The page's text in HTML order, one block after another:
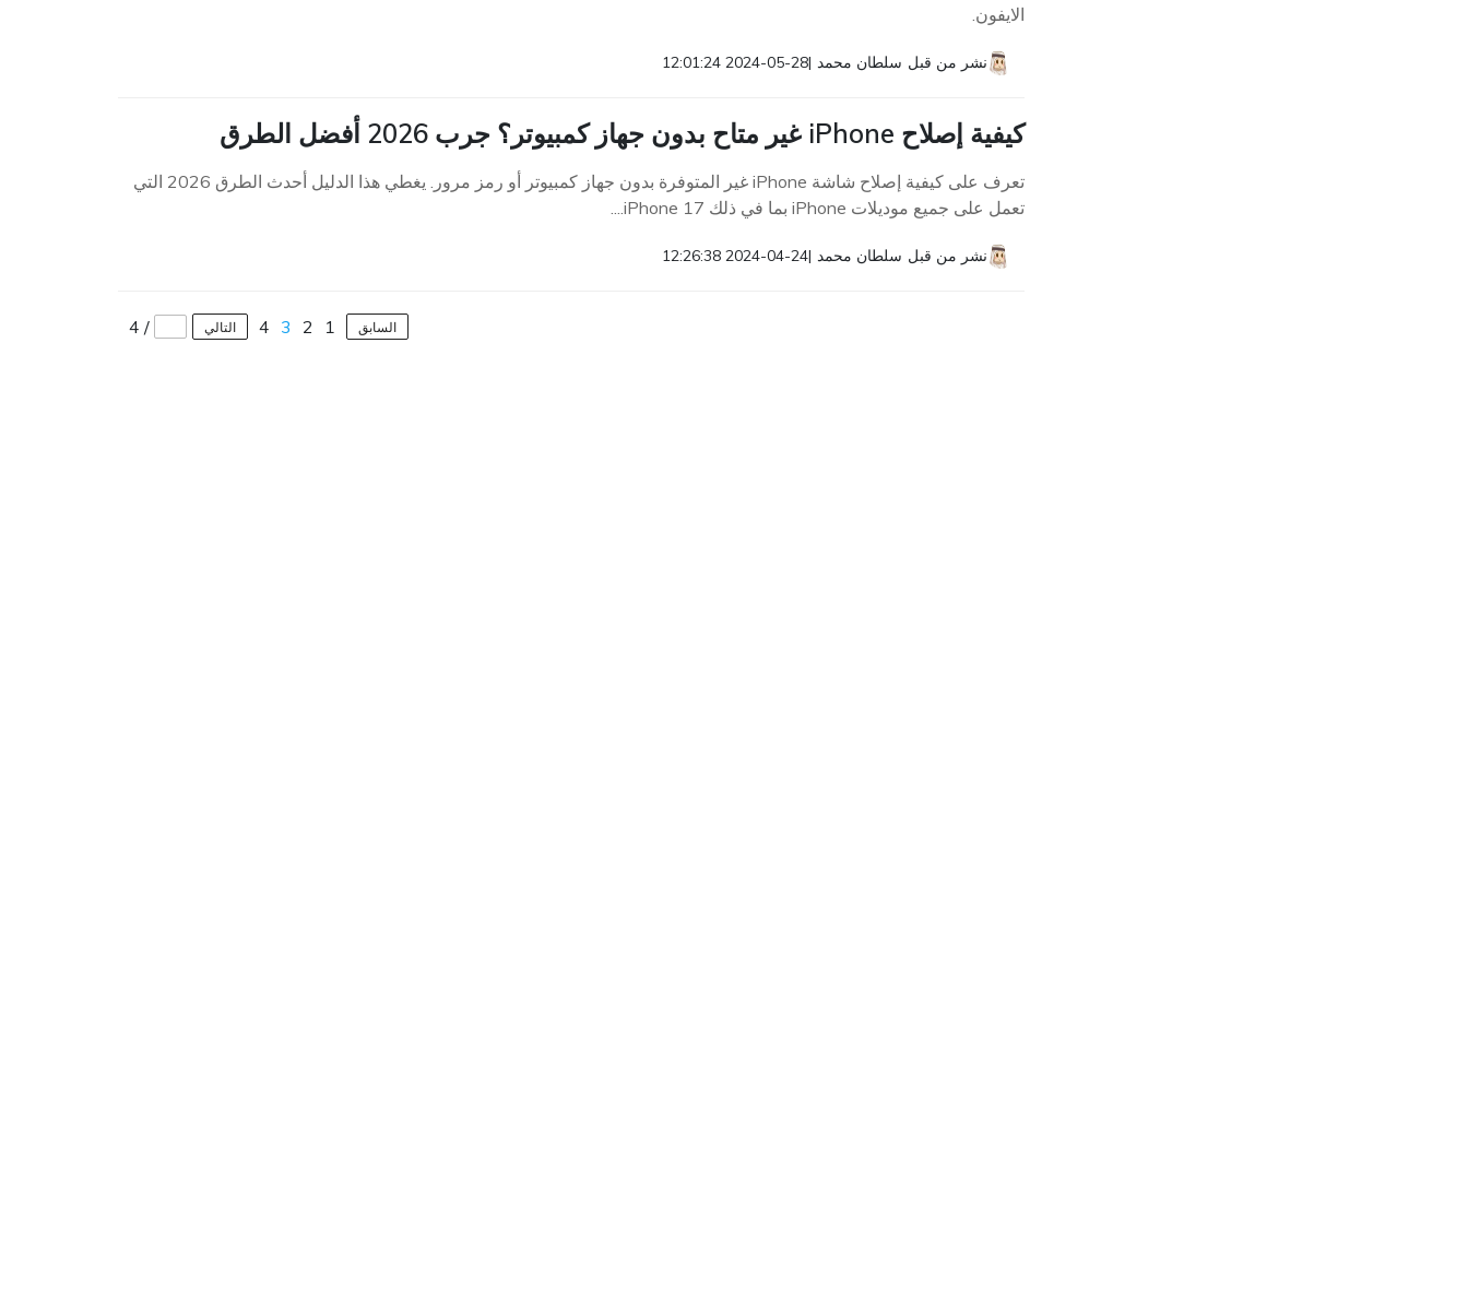
الايفون.
نشر من قبل سلطان محمد |
2024-05-28 12:01:24
كيفية إصلاح iPhone غير متاح بدون جهاز كمبيوتر؟ جرب 2026 أفضل الطرق
تعرف على كيفية إصلاح شاشة iPhone غير المتوفرة بدون جهاز كمبيوتر أو رمز مرور. يغطي هذا الدليل أحدث الطرق 2026 التي
تعمل على جميع موديلات iPhone بما في ذلك iPhone 17....
نشر من قبل سلطان محمد |
2024-04-24 12:26:38
السابق 1
2
3
4 التالي /
4